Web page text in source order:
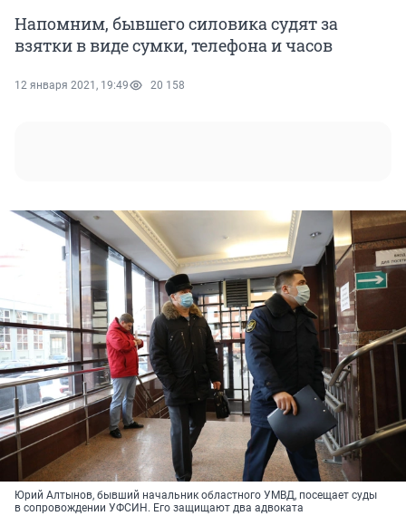
Напомним, бывшего силовика судят за
взятки в виде сумки, телефона и часов
12 января 2021, 19:49 20 158
Юрий Алтынов, бывший начальник областного УМВД, посещает суды
в сопровождении УФСИН. Его защищают два адвоката